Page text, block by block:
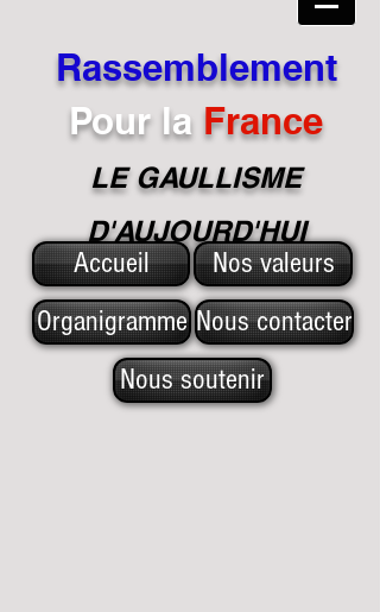
Rassemblement
Pour la France
LE GAULLISME
D'AUJOURD'HUI
Accueil
Nos valeurs
Organigramme Nous contacter
Nous soutenir